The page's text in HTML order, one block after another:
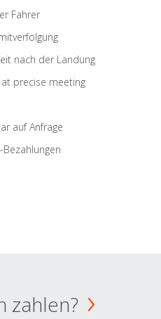
Fahrer
nach der Landung
precise meeting
auf Anfrage
zahlen?